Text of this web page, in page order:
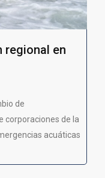
regional en
de
corporaciones de la
acuáticas